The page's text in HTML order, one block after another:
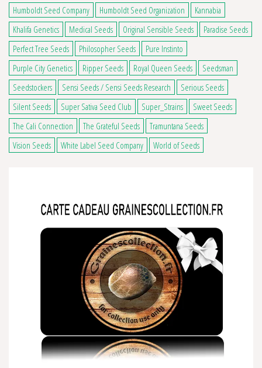
Humboldt Seed Company
Humboldt Seed Organization
Kannabia
Khalifa Genetics
Medical Seeds Original Sensible Seeds
Paradise Seeds
Perfect Tree Seeds
Philosopher Seeds
Pure Instinto
Purple City Genetics
Ripper Seeds Royal Queen Seeds
Seedsman
Seedstockers
Sensi Seeds / Sensi Seeds Research
Serious Seeds
Silent Seeds
Super Sativa Seed Club Super_Strains
Sweet Seeds
The Cali Connection
The Grateful Seeds
Tramuntana Seeds
Vision Seeds
White Label Seed Company World of Seeds